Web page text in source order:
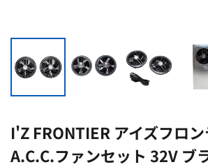
I'Z FRONTIER アイズフロ
A.C.C.ファンセット 32V ブ